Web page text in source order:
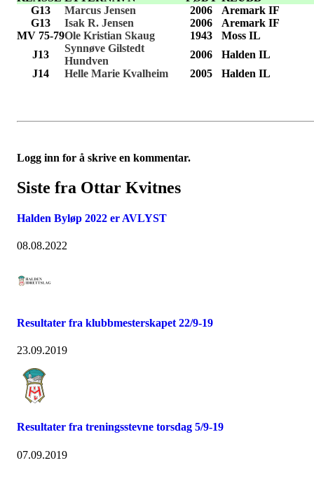
G13
Marcus Jensen 2006
Aremark IF
G13
Isak R. Jensen 2006
Aremark IF
MV 75-79Ole Kristian Skaug 1943
Moss IL
J13
Synnøve Gilstedt
Hundven
2006
Halden IL
J14
Helle Marie Kvalheim 2005 Halden IL
Logg inn for å skrive en kommentar.
Siste fra Ottar Kvitnes
Halden Byløp 2022 er AVLYST
08.08.2022
Resultater fra klubbmesterskapet 22/9-19
23.09.2019
Resultater fra treningsstevne torsdag 5/9-19
07.09.2019